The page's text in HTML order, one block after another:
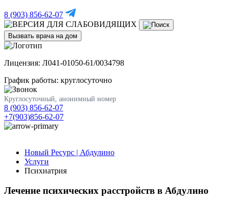
8 (903) 856-62-07
Вызвать врача на дом
Лицензия: Л041-01050-61/0034798
График работы: круглосуточно
Круглосуточный, анонимный номер
8 (903) 856-62-07
+7(903)856-62-07
Новый Ресурс | Абдулино
Услуги
Психиатрия
Лечение психических расстройств в Абдулино